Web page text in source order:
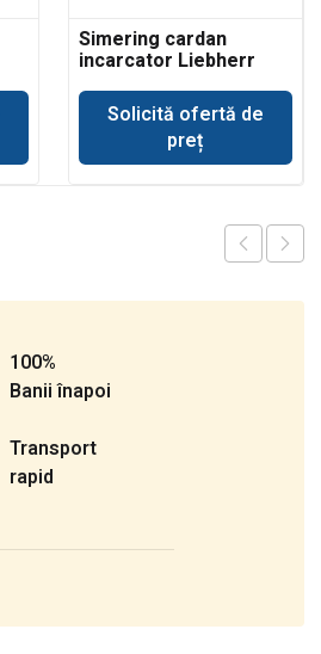
Simering cardan
incarcator Liebherr
Solicită ofertă de
preț
100%
Banii înapoi
Transport
rapid